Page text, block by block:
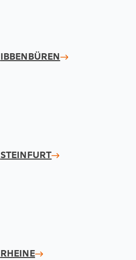
IBBENBÜREN
STEINFURT
RHEINE